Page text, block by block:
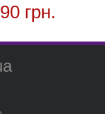
грн.